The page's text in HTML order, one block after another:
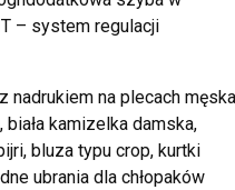
– system regulacji
nadrukiem na plecach
kamizelka damska,
bluza typu crop, kurtki
ubrania dla chłopaków